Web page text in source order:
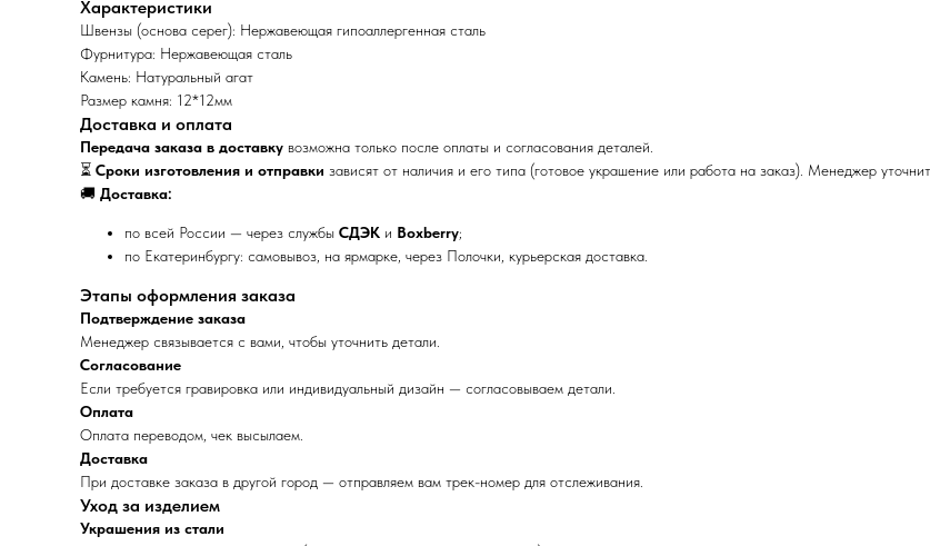
Характеристики
Швензы (основа серег): Нержавеющая гипоаллергенная сталь
Фурнитура: Нержавеющая сталь
Камень: Натуральный агат
Размер камня: 12*12мм
Доставка и оплата
Передача заказа в доставку возможна только после оплаты и согласования деталей.
⏳ Сроки изготовления и отправки зависят от наличия и его типа (готовое украшение или работа на заказ). Менеджер
🚚 Доставка:
по всей России — через службы СДЭК и Boxberry;
по Екатеринбургу: самовывоз, на ярмарке, через Полочки, курьерская доставка.
Этапы оформления заказа
Подтверждение заказа
Менеджер связывается с вами, чтобы уточнить детали.
Согласование
Если требуется гравировка или индивидуальный дизайн — согласовываем детали.
Оплата
Оплата переводом, чек высылаем.
Доставка
При доставке заказа в другой город — отправляем вам трек-номер для отслеживания.
Уход за изделием
Украшения из стали